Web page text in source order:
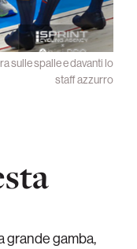
sulle spalle e davanti lo
staff azzurro
grande gamba,